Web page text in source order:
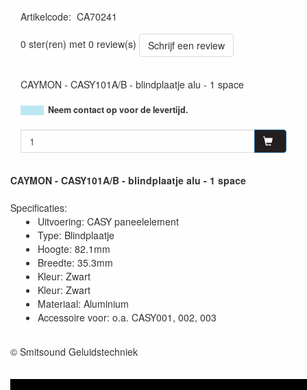
Artikelcode: CA70241
0 ster(ren) met 0 review(s)
Schrijf een review
CAYMON - CASY101A/B - blindplaatje alu - 1 space
Neem contact op voor de levertijd.
CAYMON - CASY101A/B - blindplaatje alu - 1 space
Specificaties:
Uitvoering: CASY paneelelement
Type: Blindplaatje
Hoogte: 82.1mm
Breedte: 35.3mm
Kleur: Zwart
Kleur: Zwart
Materiaal: Aluminium
Accessoire voor: o.a. CASY001, 002, 003
© Smitsound Geluidstechniek